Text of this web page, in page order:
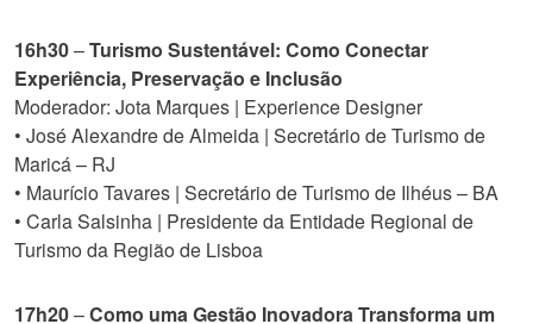
16h30–Turismo Sustentável: Como Conectar
Experiência, Preservação e Inclusão
Moderador: Jota Marques | Experience Designer
• José Alexandre de Almeida | Secretário de Turismo de
Maricá – RJ
• Maurício Tavares | Secretário de Turismo de Ilhéus – BA
• Carla Salsinha | Presidente da Entidade Regional de
Turismo da Região de Lisboa
17h20–Como uma Gestão Inovadora Transforma um